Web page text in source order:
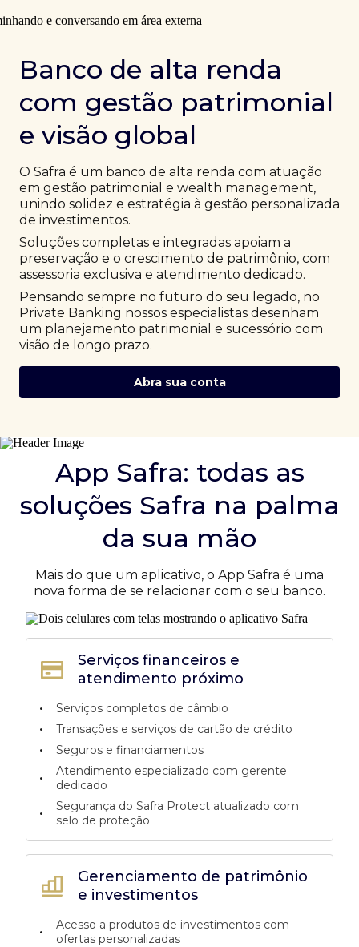
Banco de alta renda
com gestão patrimonial
e visão global
O Safra é um banco de alta renda com atuação
em gestão patrimonial e wealth management,
unindo solidez e estratégia à gestão personalizada
de investimentos.
Soluções completas e integradas apoiam a
preservação e o crescimento de patrimônio, com
assessoria exclusiva e atendimento dedicado.
Pensando sempre no futuro do seu legado, no
Private Banking nossos especialistas desenham
um planejamento patrimonial e sucessório com
visão de longo prazo.
Abra sua conta
App Safra: todas as
soluções Safra na palma
da sua mão
Mais do que um aplicativo, o App Safra é uma
nova forma de se relacionar com o seu banco.
Gerenciamento de patrimônio
e investimentos
•
Acesso a produtos de investimentos com
ofertas personalizadas
Serviços financeiros e
atendimento próximo
•
Serviços completos de câmbio
• Transações e serviços de cartão de crédito
• Seguros e financiamentos
•
Atendimento especializado com gerente
dedicado
•
Segurança do Safra Protect atualizado com
selo de proteção